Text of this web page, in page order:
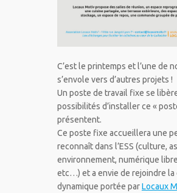
C’est le printemps et l’une de
s’envole vers d’autres projets !
Un poste de travail fixe se
possibilités d’installer ce «
présentent.
Ce poste fixe accueillera une
reconnaît dans l’ESS (culture,
environnement, numérique
etc…) et a envie de rejoindre la
dynamique portée parLocaux